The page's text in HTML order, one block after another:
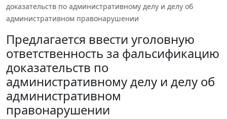
доказательств по административному делу и делу об
административном правонарушении
Предлагается ввести уголовную
ответственность за фальсификацию
доказательств по
административному делу и делу об
административном
правонарушении